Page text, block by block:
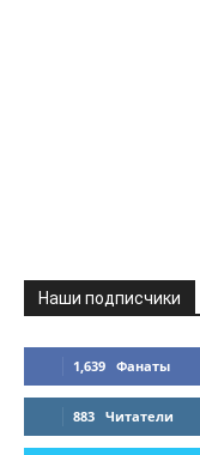
Наши подписчики
1,639 Фанаты
883 Читатели